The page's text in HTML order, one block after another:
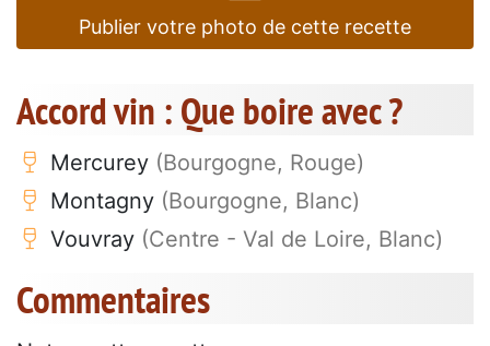
Publier votre photo de cette recette
Accord vin : Que boire avec ?
Mercurey (Bourgogne, Rouge)
Montagny (Bourgogne, Blanc)
Vouvray (Centre - Val de Loire, Blanc)
Commentaires